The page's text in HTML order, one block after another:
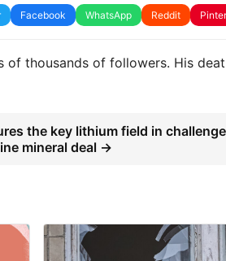
Facebook WhatsApp Reddit
of thousands of followers. His
the key lithium field in
mineral deal →